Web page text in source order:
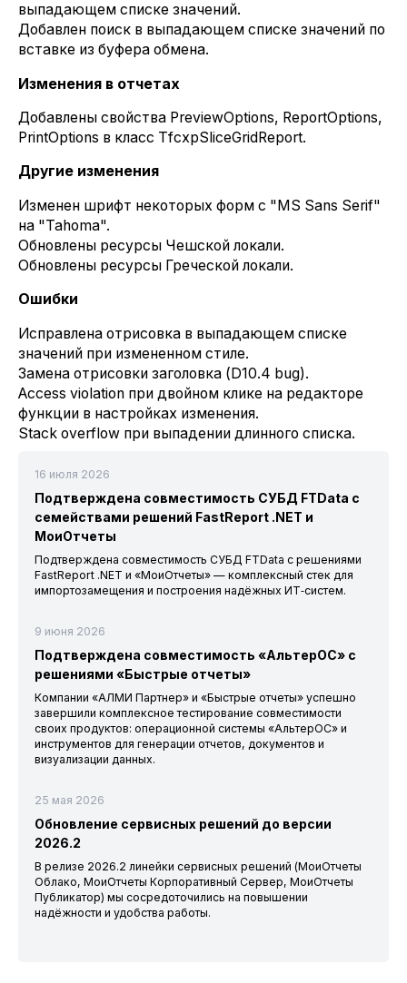
выпадающем списке значений.
Добавлен поиск в выпадающем списке значений по
вставке из буфера обмена.
Изменения в отчетах
Добавлены свойства PreviewOptions, ReportOptions,
PrintOptions в класс TfcxpSliceGridReport.
Другие изменения
Изменен шрифт некоторых форм с "MS Sans Serif"
на "Tahoma".
Обновлены ресурсы Чешской локали.
Обновлены ресурсы Греческой локали.
Ошибки
Исправлена отрисовка в выпадающем списке
значений при измененном стиле.
Замена отрисовки заголовка (D10.4 bug).
Access violation при двойном клике на редакторе
функции в настройках изменения.
Stack overflow при выпадении длинного списка.
16 июля 2026
Подтверждена совместимость СУБД FTData с
семействами решений FastReport .NET и
МоиОтчеты
Подтверждена совместимость СУБД FTData с решениями
FastReport .NET и «МоиОтчеты» — комплексный стек для
импортозамещения и построения надёжных ИТ‑систем.
9 июня 2026
Подтверждена совместимость «АльтерОС» с
решениями «Быстрые отчеты»
Компании «АЛМИ Партнер» и «Быстрые отчеты» успешно
завершили комплексное тестирование совместимости
своих продуктов: операционной системы «АльтерОС» и
инструментов для генерации отчетов, документов и
визуализации данных.
25 мая 2026
Обновление сервисных решений до версии
2026.2
В релизе 2026.2 линейки сервисных решений (МоиОтчеты
Облако, МоиОтчеты Корпоративный Сервер, МоиОтчеты
Публикатор) мы сосредоточились на повышении
надёжности и удобства работы.